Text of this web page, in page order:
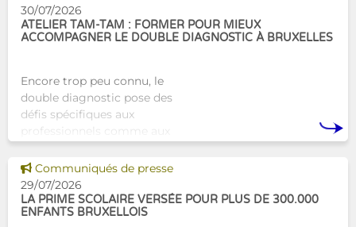
30/07/2026
ATELIER TAM-TAM : FORMER POUR MIEUX
ACCOMPAGNER LE DOUBLE DIAGNOSTIC À BRUXELLES
Encore trop peu connu, le
double diagnostic pose des
défis spécifiques aux
professionnels comme aux
Tam-Tam apporte une réponse
concrète avec une formation
dest
Voir cette news
Communiqués de presse
29/07/2026
LA PRIME SCOLAIRE VERSÉE POUR PLUS DE 300.000
ENFANTS BRUXELLOIS